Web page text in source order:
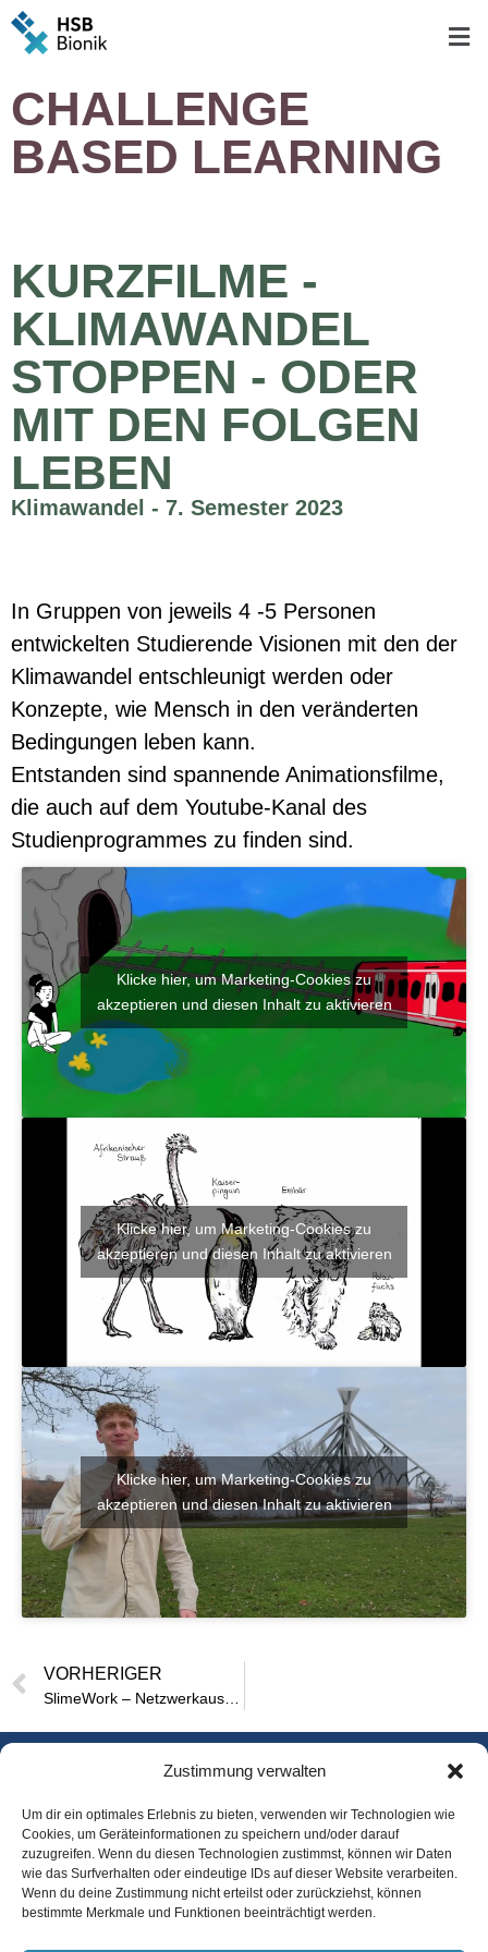
Zustimmung verwalten
Um dir ein optimales Erlebnis zu bieten, verwenden wir Technologien wie
Cookies, um Geräteinformationen zu speichern und/oder darauf
zuzugreifen. Wenn du diesen Technologien zustimmst, können wir Daten
wie das Surfverhalten oder eindeutige IDs auf dieser Website verarbeiten.
Wenn du deine Zustimmung nicht erteilst oder zurückziehst, können
bestimmte Merkmale und Funktionen beeinträchtigt werden.
CHALLENGE
BASED LEARNING
KURZFILME -
KLIMAWANDEL
STOPPEN - ODER
MIT DEN FOLGEN
LEBEN
Klimawandel - 7. Semester 2023
In Gruppen von jeweils 4 -5 Personen
entwickelten Studierende Visionen mit den der
Klimawandel entschleunigt werden oder
Konzepte, wie Mensch in den veränderten
Bedingungen leben kann.
Entstanden sind spannende Animationsfilme,
die auch auf dem Youtube-Kanal des
Studienprogrammes zu finden sind.
Klicke hier, um Marketing-Cookies zu
akzeptieren und diesen Inhalt zu aktivieren
Klicke hier, um Marketing-Cookies zu
akzeptieren und diesen Inhalt zu aktivieren
Klicke hier, um Marketing-Cookies zu
akzeptieren und diesen Inhalt zu aktivieren
VORHERIGER
Startseite
Team
Kontakt und
Anfahrt